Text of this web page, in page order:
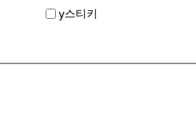
y스티키